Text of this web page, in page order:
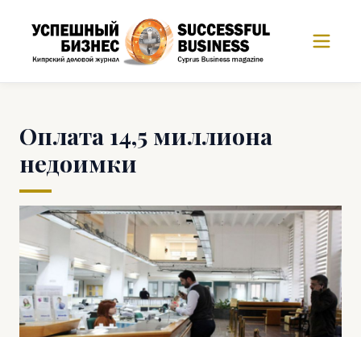
Оплата 14,5 миллиона
недоимки